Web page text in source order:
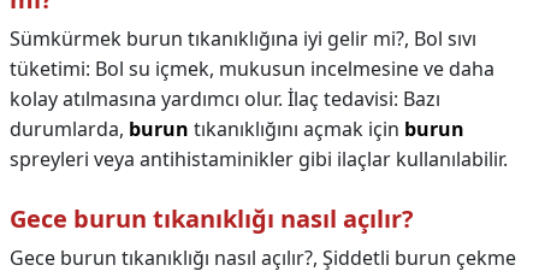
Sümkürmek burun tıkanıklığına iyi gelir mi?, Bol sıvı
tüketimi: Bol su içmek, mukusun incelmesine ve daha
kolay atılmasına yardımcı olur. İlaç tedavisi: Bazı
durumlarda, burun tıkanıklığını açmak için burun
spreyleri veya antihistaminikler gibi ilaçlar kullanılabilir.
Gece burun tıkanıklığı nasıl açılır?
Gece burun tıkanıklığı nasıl açılır?, Şiddetli burun çekme